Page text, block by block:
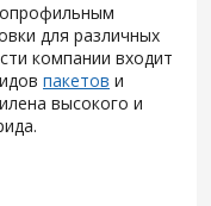
для различных
компании входит
пакетов и
высокого и